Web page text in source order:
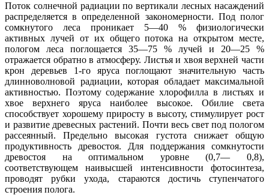
Поток солнечной радиации по вертикали лесных насаждений
распределяется в определенной закономерности. Под полог
сомкнутого леса проникает 5—40 % физиологически
активных лучей от их общего потока на открытом месте,
пологом леса поглощается 35—75 % лучей и 20—25 %
отражается обратно в атмосферу. Листья и хвоя верхней части
крон деревьев 1-го яруса поглощают значительную часть
длинноволновой радиации, которая обладает максимальной
активностью. Поэтому содержание хлорофилла в листьях и
хвое верхнего яруса наиболее высокое. Обилие света
способствует хорошему приросту в высоту, стимулирует рост
и развитие древесных растений. Почти весь свет под пологом
рассеянный. Предельно высокая густота снижает общую
продуктивность древостоя. Для поддержания сомкнутости
древостоя на оптимальном уровне (0,7— 0,8),
соответствующем наивысшей интенсивности фотосинтеза,
проводят рубки ухода, стараются достичь ступенчатого
строения полога.